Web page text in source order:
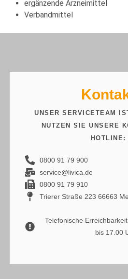
ergänzende Arzneimittel
Verbandmittel
UNSER SERVICETEAM
NUTZEN SIE UNSERE
HOTLINE:
Telefonische
bis 17.00
service@livica.de
0800 91 79 910
0800 91 79 900
Trierer Straße 223 66663